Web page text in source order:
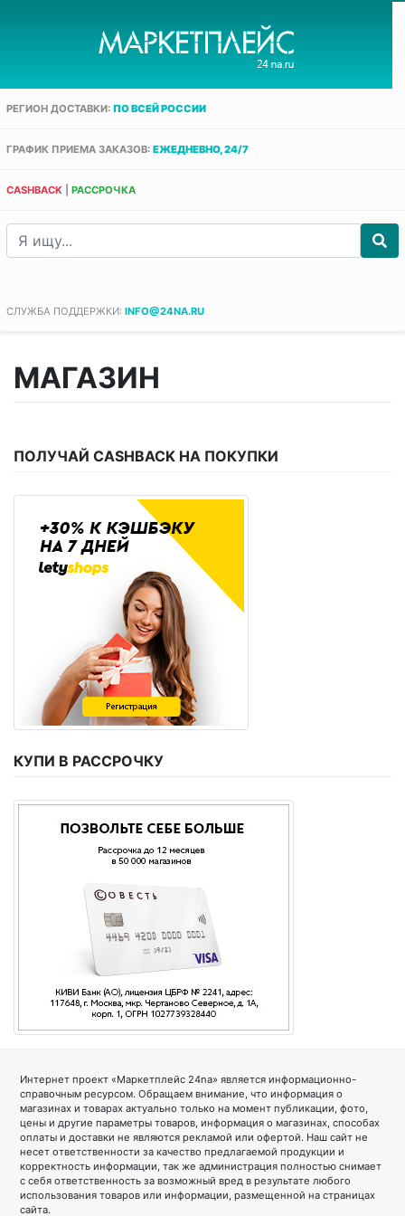
РЕГИОН ДОСТАВКИ: ПО ВСЕЙ РОССИИ
ГРАФИК ПРИЕМА ЗАКАЗОВ: ЕЖЕДНЕВНО, 24/7
CASHBACK РАССРОЧКА
СЛУЖБА ПОДДЕРЖКИ: INFO@24NA.RU
МАГАЗИН
ПОЛУЧАЙ CASHBACK НА ПОКУПКИ
КУПИ В РАССРОЧКУ
Интернет проект «Маркетплейс 24na» является информационно-
справочным ресурсом. Обращаем внимание, что информация о
магазинах и товарах актуально только на момент публикации, фото,
цены и другие параметры товаров, информация о магазинах, способах
оплаты и доставки не являются рекламой или офертой. Наш сайт не
несет ответственности за качество предлагаемой продукции и
корректность информации, так же администрация полностью снимает
с себя ответственность за возможный вред в результате любого
использования товаров или информации, размещенной на страницах
сайта.